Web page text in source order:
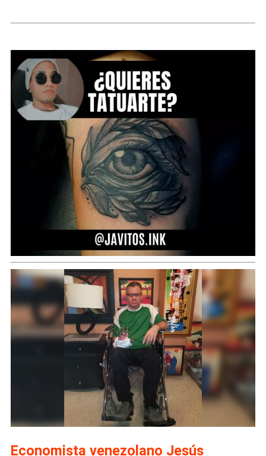
Economista venezolano Jesús